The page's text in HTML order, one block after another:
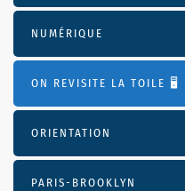
NUMÉRIQUE
ON REVISITE LA TOILE 🖥️
ORIENTATION
PARIS-BROOKLYN